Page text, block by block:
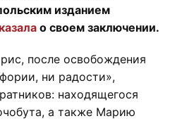
изданием
о своем заключении.
после освобождения
ни радости»,
находящегося
а также Марию